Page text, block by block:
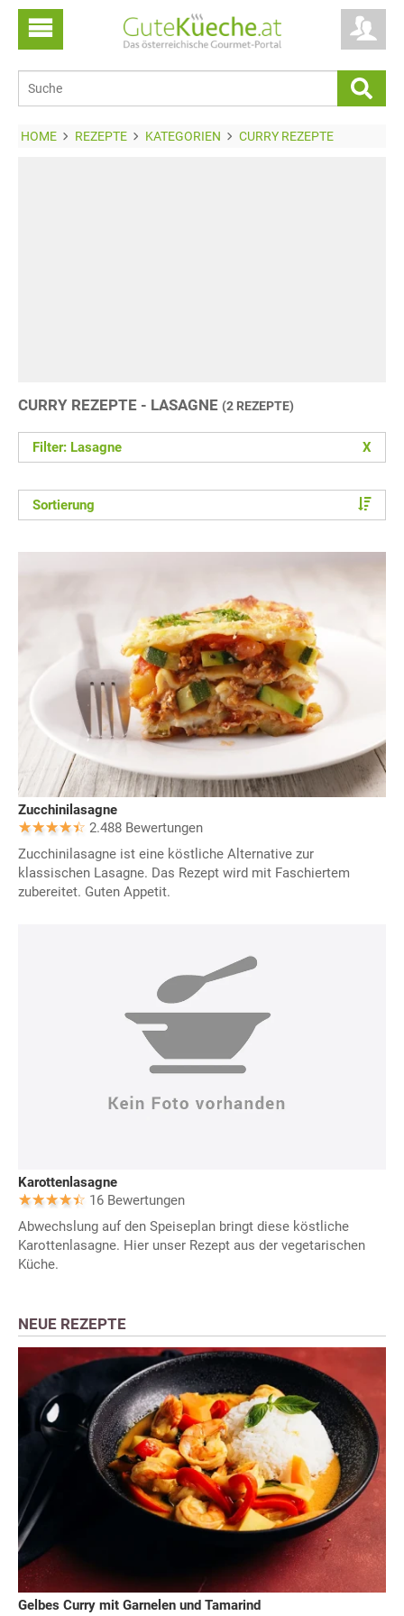
HOME REZEPTE KATEGORIEN CURRY REZEPTE
CURRY REZEPTE - LASAGNE (2 REZEPTE)
Filter: Lasagne X
Sortierung
Zucchinilasagne
2.488 Bewertungen
Zucchinilasagne ist eine köstliche Alternative zur
klassischen Lasagne. Das Rezept wird mit Faschiertem
zubereitet. Guten Appetit.
Karottenlasagne
16 Bewertungen
Abwechslung auf den Speiseplan bringt diese köstliche
Karottenlasagne. Hier unser Rezept aus der vegetarischen
Küche.
NEUE REZEPTE
Gelbes Curry mit Garnelen und Tamarind